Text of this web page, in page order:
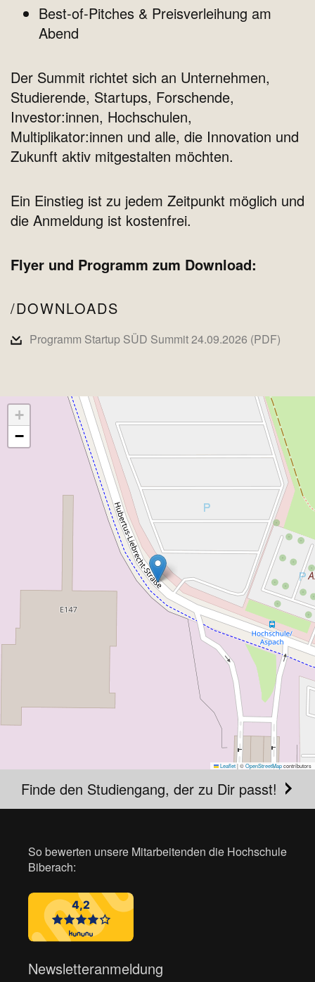
Best-of-Pitches & Preisverleihung am
Abend
Der Summit richtet sich an Unternehmen,
Studierende, Startups, Forschende,
Investor:innen, Hochschulen,
Multiplikator:innen und alle, die Innovation und
Zukunft aktiv mitgestalten möchten.
Ein Einstieg ist zu jedem Zeitpunkt möglich und
die Anmeldung ist kostenfrei.
Flyer und Programm zum Download:
DOWNLOADS
Programm Startup SÜD Summit 24.09.2026 (PDF)
+
−
Leaflet|©OpenStreetMapcontributors
Finde den Studiengang, der zu Dir passt!
So bewerten unsere Mitarbeitenden die Hochschule
Biberach:
Newsletteranmeldung